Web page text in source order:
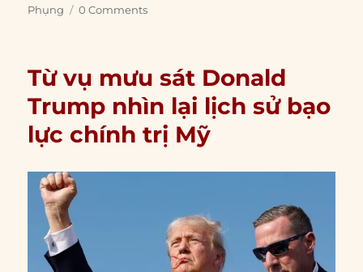
Phụng
0 Comments
Từ vụ mưu sát Donald
Trump nhìn lại lịch sử bạo
lực chính trị Mỹ